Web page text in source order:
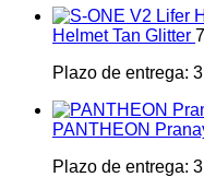
Helmet Tan Glitter
Plazo de entrega:
PANTHEON
Plazo de entrega: